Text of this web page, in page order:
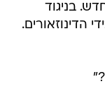
בניגוד
הדינוזאורים.